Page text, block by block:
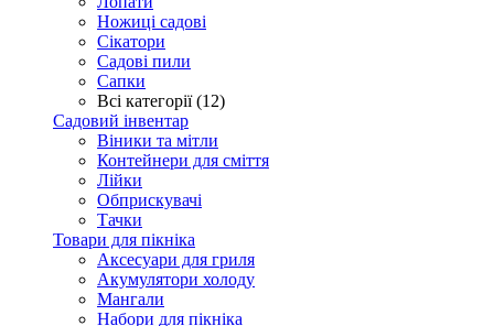
Ножиці садові
Сікатори
Садові пили
Сапки
Всі категорії (12)
Садовий інвентар
Віники та мітли
Контейнери для сміття
Лійки
Обприскувачі
Тачки
Товари для пікніка
Аксесуари для гриля
Акумулятори холоду
Мангали
Набори для пікніка